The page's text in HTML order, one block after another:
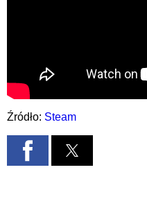
Źródło: Steam